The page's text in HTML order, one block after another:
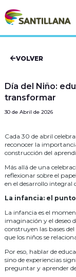
VOLVER
Día del Niño:
transformar
30 de Abril de 2026
Cada 30 de abril
reconocer la
construcción del
Más allá de una
reflexionar sobre el
en el desarrollo integral
La infancia: el
La infancia es el
imaginación y el deseo
construyen las bases
que los niños se
Por eso, hablar de
sino de experiencias
preguntar y aprender